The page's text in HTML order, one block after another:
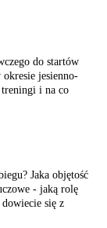
do startów
jesienno-
i na co
Jaka objętość
- jaką rolę
się z